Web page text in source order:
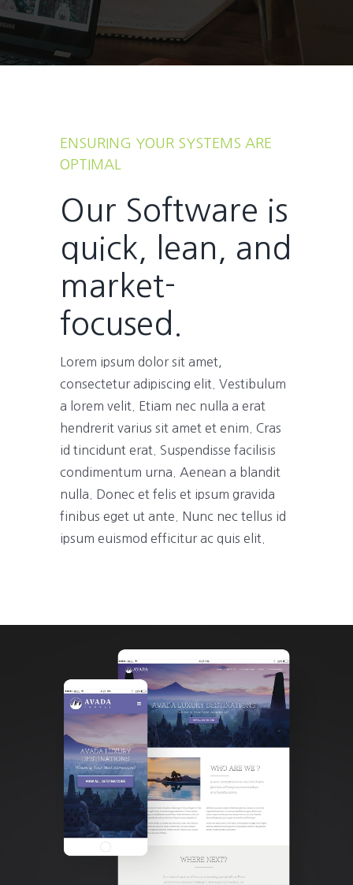
ENSURING YOUR SYSTEMS ARE
OPTIMAL
Our Software is
quick, lean, and
market-
focused.
Lorem ipsum dolor sit amet,
consectetur adipiscing elit. Vestibulum
a lorem velit. Etiam nec nulla a erat
hendrerit varius sit amet et enim. Cras
id tincidunt erat. Suspendisse facilisis
condimentum urna. Aenean a blandit
nulla. Donec et felis et ipsum gravida
finibus eget ut ante. Nunc nec tellus id
ipsum euismod efficitur ac quis elit.